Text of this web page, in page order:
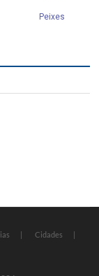
Cidades